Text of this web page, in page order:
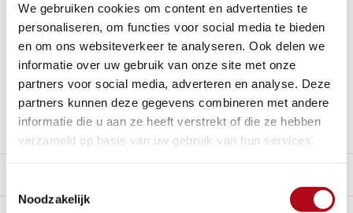
We gebruiken cookies om content en advertenties te
personaliseren, om functies voor social media te bieden
en om ons websiteverkeer te analyseren. Ook delen we
informatie over uw gebruik van onze site met onze
partners voor social media, adverteren en analyse. Deze
partners kunnen deze gegevens combineren met andere
informatie die u aan ze heeft verstrekt of die ze hebben
verzameld op basis van uw gebruik van hun services.
Noodzakelijk
Betaal achteraf met Riverty.
Gratis verzenden vanaf € 60 in België en Nederland.*
14dagen bedenktijd
Al 28 jaarde tuinspecialist voor tuinliefhebbers
Nieuw: Haal je bestelling in Wilnis bij ons op!
Stel een vraag over dit product